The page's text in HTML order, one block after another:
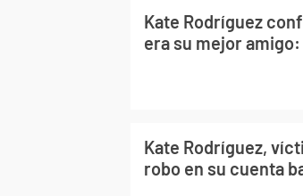
Kate Rodríguez
era su mejor
Kate Rodríguez,
robo en su cuenta